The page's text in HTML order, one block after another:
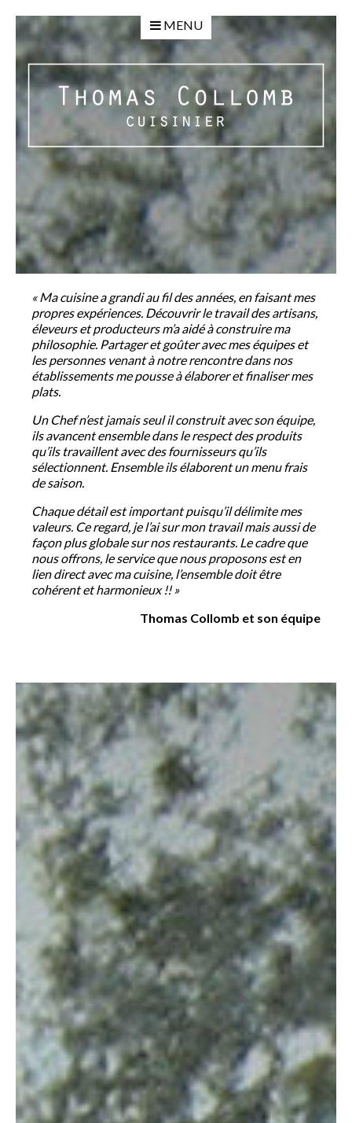
MENU
« Ma cuisine a grandi au fil des années, en faisant mes
propres expériences. Découvrir le travail des artisans,
éleveurs et producteurs m’a aidé à construire ma
philosophie. Partager et goûter avec mes équipes et
les personnes venant à notre rencontre dans nos
établissements me pousse à élaborer et finaliser mes
plats.
Un Chef n’est jamais seul il construit avec son équipe,
ils avancent ensemble dans le respect des produits
qu’ils travaillent avec des fournisseurs qu’ils
sélectionnent. Ensemble ils élaborent un menu frais
de saison.
Chaque détail est important puisqu’il délimite mes
valeurs. Ce regard, je l’ai sur mon travail mais aussi de
façon plus globale sur nos restaurants. Le cadre que
nous offrons, le service que nous proposons est en
lien direct avec ma cuisine, l’ensemble doit être
cohérent et harmonieux !! »
Thomas Collomb et son équipe